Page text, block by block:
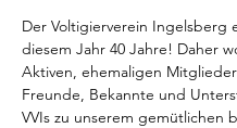
Der Voltigierverein Ingelsberg
diesem Jahr 40 Jahre! Daher
Aktiven, ehemaligen
Freunde, Bekannte und
VVIs zu unserem gemütlichen